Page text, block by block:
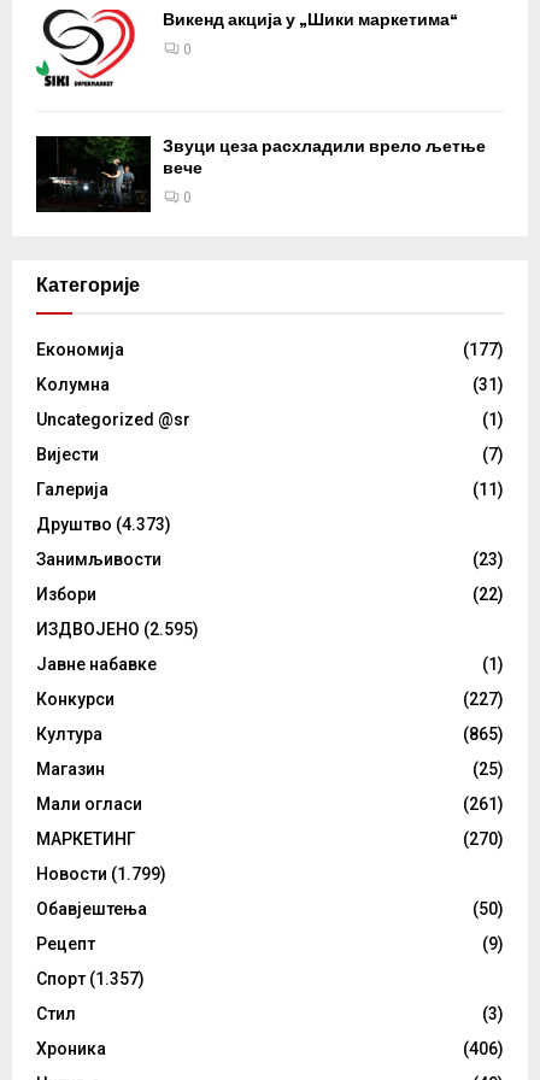
Викенд акција у „Шики маркетима“
0
Звуци цеза расхладили врело љетње
вече
0
Категорије
Eкономија
(177)
Kолумнa
(31)
Uncategorized @sr
(1)
Вијести
(7)
Галерија
(11)
Друштво (4.373)
Занимљивости
(23)
Избори
(22)
ИЗДВОЈЕНО (2.595)
Јавне набавке
(1)
Конкурси
(227)
Култура
(865)
Магазин
(25)
Мали огласи
(261)
МАРКЕТИНГ
(270)
Новости (1.799)
Обавјештења
(50)
Рецепт
(9)
Спорт (1.357)
Стил
(3)
Хроника
(406)